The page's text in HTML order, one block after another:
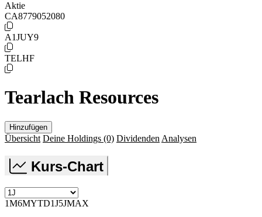
Aktie
CA8779052080
A1JUY9
TELHF
Tearlach Resources
Hinzufügen
Übersicht Deine Holdings (0) Dividenden Analysen
Kurs-Chart
1M6MYTD1J5JMAX